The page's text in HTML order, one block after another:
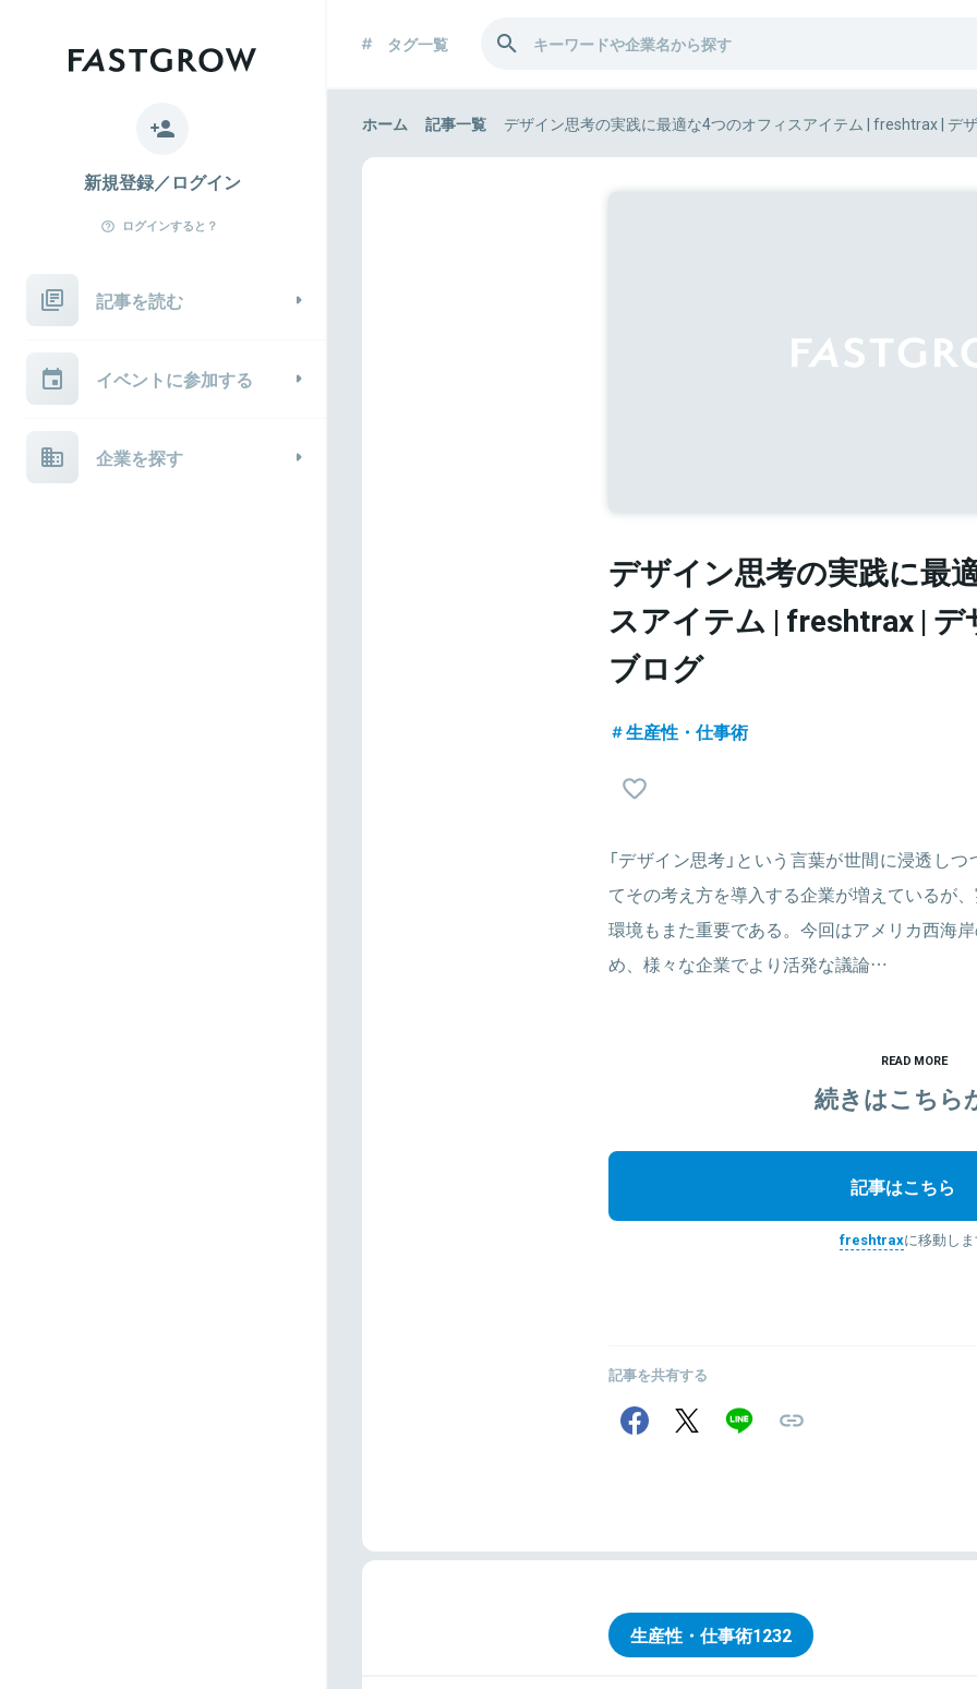
新規登録／ログイン
ログインすると？
記事を読む
イベントに参加する
企業を探す
タグ一覧
ホーム 記事一覧 デザイン思考の実践に最適な4つのオフィスアイテム | freshtrax | デ
デザイン思考の実践に最
スアイテム | freshtrax |
ブログ
生産性・仕事術
「デザイン思考」という言葉が世間に浸透し
てその考え方を導入する企業が増えているが
環境もまた重要である。今回はアメリカ西海
め、様々な企業でより活発な議論…
READ MORE
続きはこちら
記事はこちら
freshtraxに移動し
記事を共有する
生産性・仕事術1232